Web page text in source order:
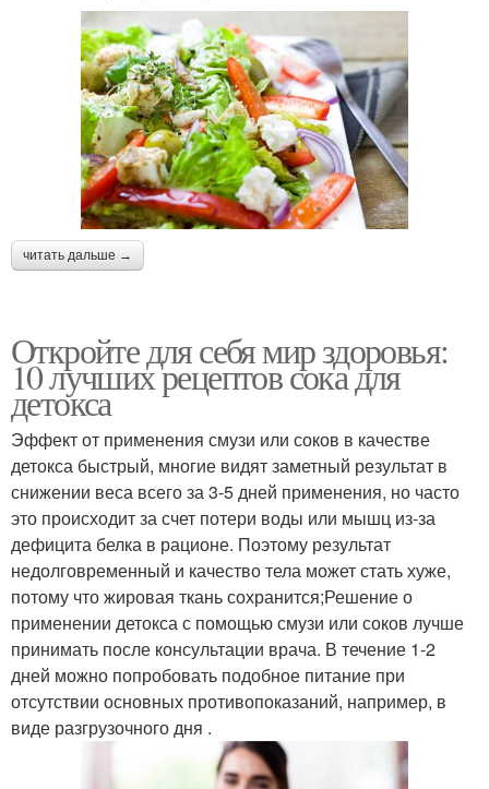
читать дальше →
Откройте для себя мир здоровья:
10 лучших рецептов сока для
детокса
Эффект от применения смузи или соков в качестве
детокса быстрый, многие видят заметный результат в
снижении веса всего за 3-5 дней применения, но часто
это происходит за счет потери воды или мышц из-за
дефицита белка в рационе. Поэтому результат
недолговременный и качество тела может стать хуже,
потому что жировая ткань сохранится;Решение о
применении детокса с помощью смузи или соков лучше
принимать после консультации врача. В течение 1-2
дней можно попробовать подобное питание при
отсутствии основных противопоказаний, например, в
виде разгрузочного дня .